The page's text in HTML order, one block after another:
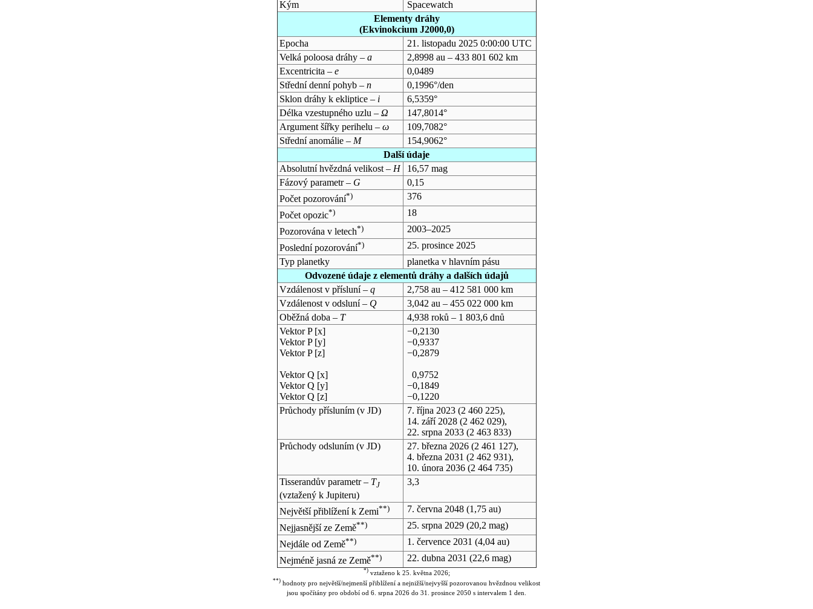
Kým
Spacewatch
Elementy dráhy
(Ekvinokcium J2000,0)
Epocha
21. listopadu 2025 0:00:00 UTC
Velká poloosa dráhy – a
2,8998 au – 433 801 602 km
Excentricita – e
0,0489
Střední denní pohyb – n
0,1996°/den
Sklon dráhy k ekliptice – i
6,5359°
Délka vzestupného uzlu – Ω
147,8014°
Argument šířky perihelu – ω
109,7082°
Střední anomálie – M
154,9062°
Další údaje
Absolutní hvězdná velikost – H
16,57 mag
Fázový parametr – G
0,15
Počet pozorování*)
376
Počet opozic*)
18
Pozorována v letech*)
2003–2025
Poslední pozorování*)
25. prosince 2025
Typ planetky
planetka v hlavním pásu
Odvozené údaje z elementů dráhy a dalších údajů
Vzdálenost v přísluní – q
2,758 au – 412 581 000 km
Vzdálenost v odsluní – Q
3,042 au – 455 022 000 km
Oběžná doba – T
4,938 roků – 1 803,6 dnů
Vektor P [x]
Vektor P [y]
Vektor P [z]
Vektor Q [x]
Vektor Q [y]
Vektor Q [z]
−0,2130
−0,9337
−0,2879
0,9752
−0,1849
−0,1220
Průchody přísluním (v JD) 7. října 2023(2 460 225),
14. září 2028(2 462 029),
22. srpna 2033(2 463 833)
Průchody odsluním (v JD) 27. března 2026(2 461 127),
4. března 2031 (2 462 931),
10. února 2036(2 464 735)
Tisserandův parametr – TJ
(vztažený k Jupiteru)
3,3
Největší přiblížení k Zemi**) 7. června 2048(1,75 au)
Nejjasnější ze Země**) 25. srpna 2029(20,2 mag)
Nejdále od Země**) 1. července 2031 (4,04 au)
Nejméně jasná ze Země**) 22. dubna 2031 (22,6 mag)
*)vztaženo k 25. května 2026;
**) hodnoty pro největší/nejmenší přiblížení a nejnižší/nejvyšší pozorovanou hvězdnou velikost
jsou spočítány pro období od 6. srpna 2026 do 31. prosince 2050 s intervalem 1 den.